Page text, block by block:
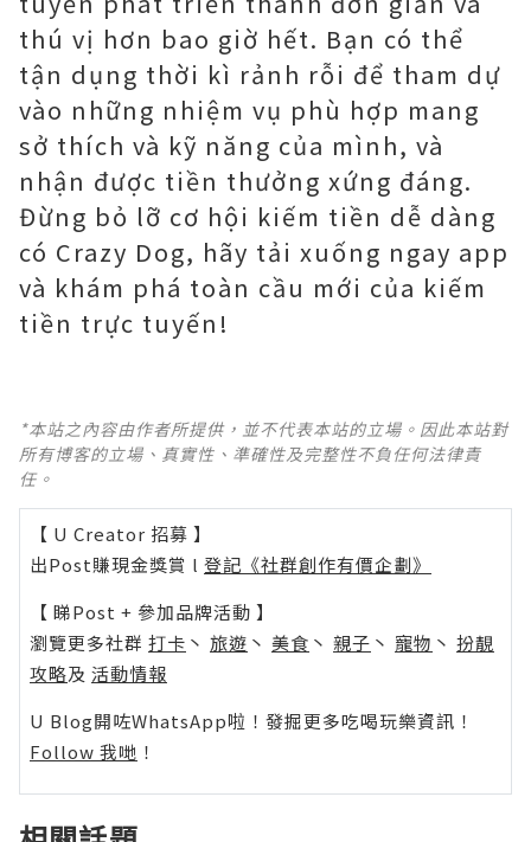
thú vị hơn bao giờ hết. Bạn có thể
tận dụng thời kì rảnh rỗi để tham dự
vào những nhiệm vụ phù hợp mang
sở thích và kỹ năng của mình, và
nhận được tiền thưởng xứng đáng.
Đừng bỏ lỡ cơ hội kiếm tiền dễ dàng
có Crazy Dog, hãy tải xuống ngay app
và khám phá toàn cầu mới của kiếm
tiền trực tuyến!
*本站之內容由作者所提供，並不代表本站的立場。因此本站對
所有博客的立場、真實性、準確性及完整性不負任何法律責
任。
【 U Creator 招募 】
出Post賺現金獎賞 l 登記《社群創作有價企劃》
【 睇Post + 參加品牌活動 】
瀏覽更多社群 打卡 丶 旅遊 丶 美食 丶 親子 丶 寵物 丶 扮靚
攻略及 活動情報
U Blog開咗WhatsApp啦！發掘更多吃喝玩樂資訊！
Follow 我哋 ！